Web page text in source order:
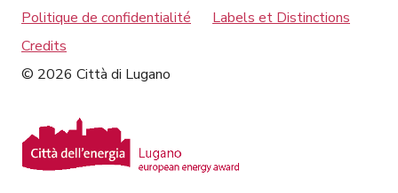
Politique de confidentialité
Labels et Distinctions
Credits
© 2026 Città di Lugano